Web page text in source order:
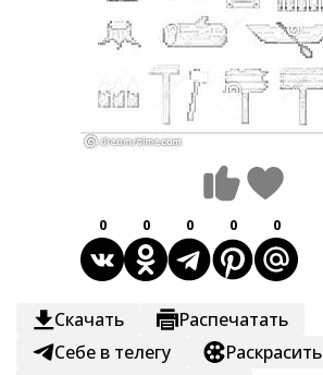
0 0 0 0 0
Скачать
Распечатать
Себе в телегу
Раскрасить